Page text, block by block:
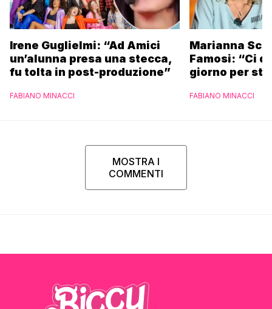
Irene Guglielmi: “Ad Amici
un’alunna presa una stecca,
fu tolta in post-produzione”
FABIANO MINACCI
Marianna
Famosi: “Ci
giorno per
FABIANO MINACCI
MOSTRA I
COMMENTI